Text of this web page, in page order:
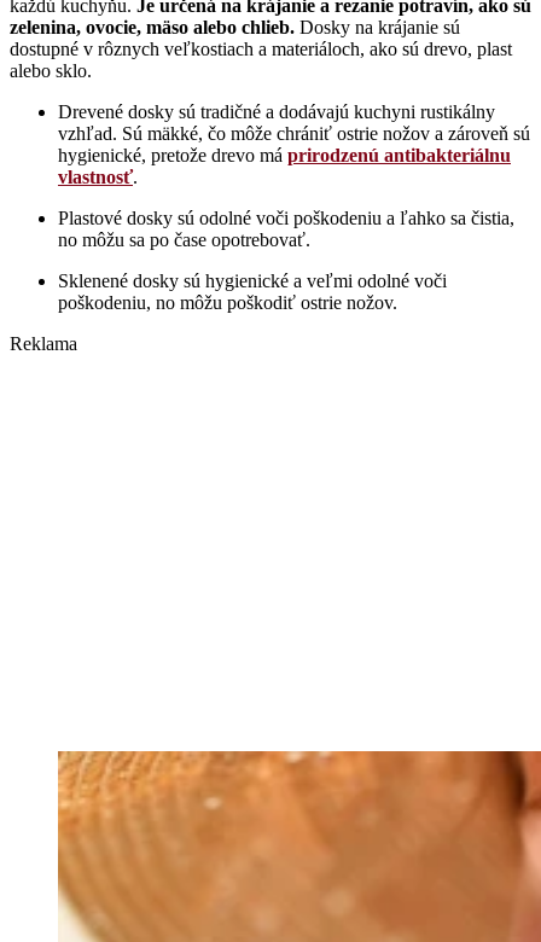
každú kuchyňu. Je určená na krájanie a rezanie potravín, ako sú
zelenina, ovocie, mäso alebo chlieb. Dosky na krájanie sú
dostupné v rôznych veľkostiach a materiáloch, ako sú drevo, plast
alebo sklo.
Drevené dosky sú tradičné a dodávajú kuchyni rustikálny
vzhľad. Sú mäkké, čo môže chrániť ostrie nožov a zároveň sú
hygienické, pretože drevo má prirodzenú antibakteriálnu
vlastnosť.
Plastové dosky sú odolné voči poškodeniu a ľahko sa čistia,
no môžu sa po čase opotrebovať.
Sklenené dosky sú hygienické a veľmi odolné voči
poškodeniu, no môžu poškodiť ostrie nožov.
Reklama